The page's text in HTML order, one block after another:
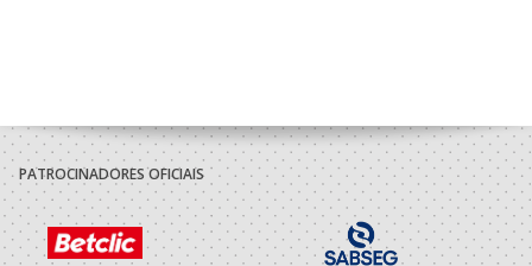
PATROCINADORES OFICIAIS